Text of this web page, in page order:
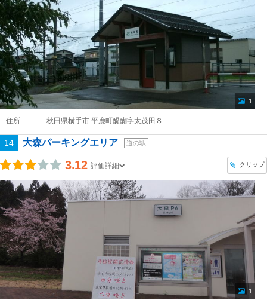
1
住所 秋田県横手市 平鹿町醍醐字太茂田８
14 大森パーキングエリア 道の駅
3.12 評価詳細 クリップ
1